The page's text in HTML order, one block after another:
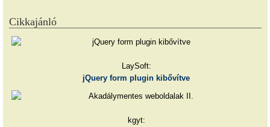
Cikkajánló
LaySoft:
jQuery form plugin kibővítve
kgyt: